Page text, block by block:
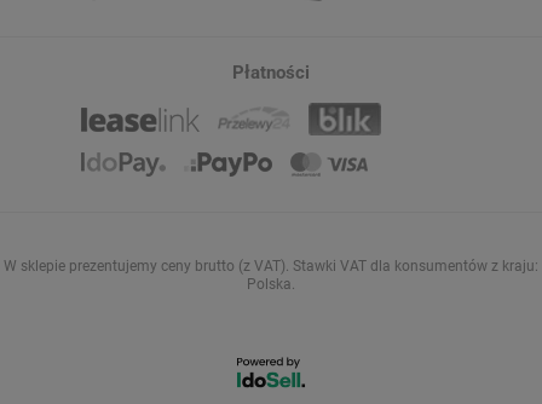
Płatności
W sklepie prezentujemy ceny brutto (z VAT). Stawki VAT dla konsumentów z kraju:
Polska.